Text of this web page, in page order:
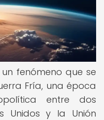
fenómeno que se
Fría, una época
entre dos
Unidos y la Unión